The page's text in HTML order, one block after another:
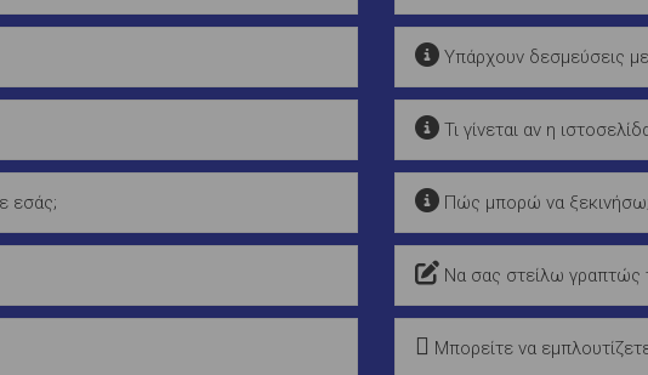
εσάς;
Υπάρχουν δεσμεύσεις
Τι γίνεται αν η
Πώς μπορώ να ξεκινήσω;
Να σας στείλω γραπτώς
Μπορείτε να